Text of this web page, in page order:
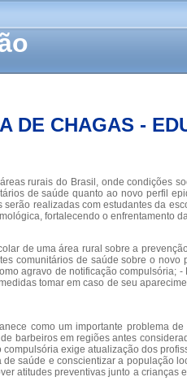
DE CHAGAS -
rurais do Brasil, onde condições
de saúde quanto ao novo perfil
realizadas com estudantes da
fortalecendo o enfrentamento
de uma área rural sobre a
comunitários de saúde sobre o
agravo de notificação
tomar em caso de seu
como um importante problema
barbeiros em regiões antes
exige atualização dos
saúde e conscientizar a população
atitudes preventivas junto a